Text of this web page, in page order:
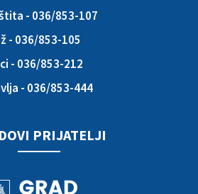
- 036/853-107
- 036/853-105
- 036/853-212
- 036/853-444
PRIJATELJI